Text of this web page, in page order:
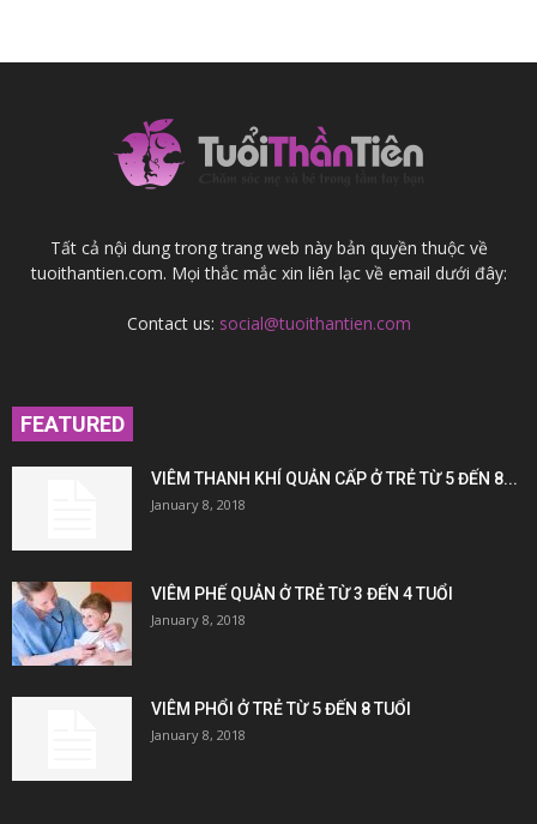
Tất cả nội dung trong trang web này bản quyền thuộc về
tuoithantien.com. Mọi thắc mắc xin liên lạc về email dưới đây:
Contact us: social@tuoithantien.com
FEATURED
VIÊM THANH KHÍ QUẢN CẤP Ở TRẺ TỪ 5 ĐẾN 8...
January 8, 2018
VIÊM PHẾ QUẢN Ở TRẺ TỪ 3 ĐẾN 4 TUỔI
January 8, 2018
VIÊM PHỔI Ở TRẺ TỪ 5 ĐẾN 8 TUỔI
January 8, 2018